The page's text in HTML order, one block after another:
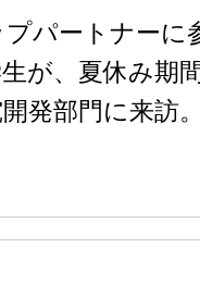
パートナーに
が、夏休み期
発部門に来訪